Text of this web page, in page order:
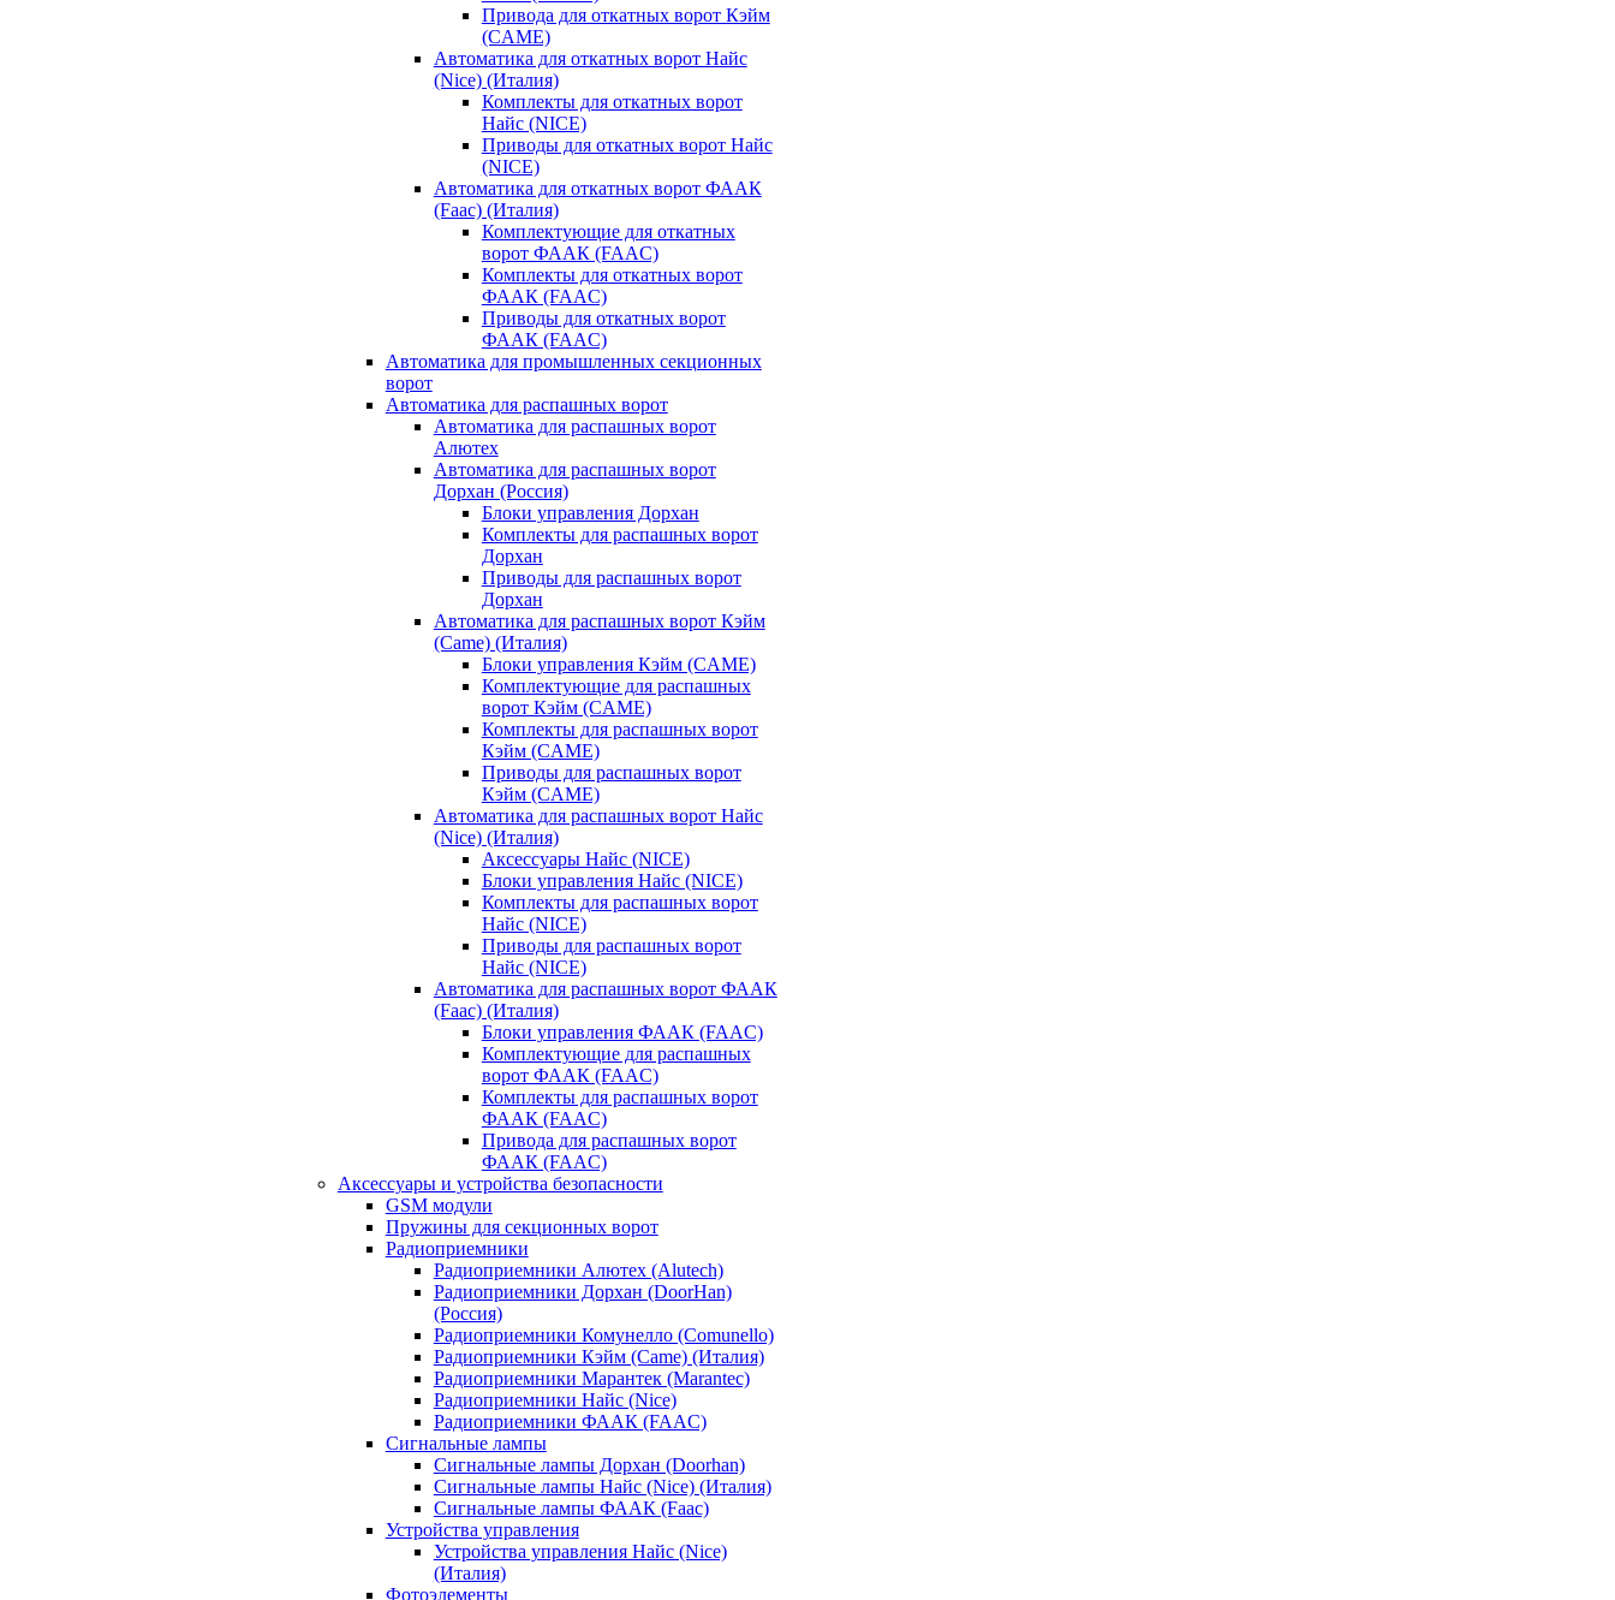
Привода для откатных ворот Кэйм
(CAME)
Автоматика для откатных ворот Найс
(Nice) (Италия)
Комплекты для откатных ворот
Найс (NICE)
Приводы для откатных ворот Найс
(NICE)
Автоматика для откатных ворот ФААК
(Faac) (Италия)
Комплектующие для откатных
ворот ФААК (FAAC)
Комплекты для откатных ворот
ФААК (FAAC)
Приводы для откатных ворот
ФААК (FAAC)
Автоматика для промышленных секционных
ворот
Автоматика для распашных ворот
Автоматика для распашных ворот
Алютех
Автоматика для распашных ворот
Дорхан (Россия)
Блоки управления Дорхан
Комплекты для распашных ворот
Дорхан
Приводы для распашных ворот
Дорхан
Автоматика для распашных ворот Кэйм
(Came) (Италия)
Блоки управления Кэйм (CAME)
Комплектующие для распашных
ворот Кэйм (CAME)
Комплекты для распашных ворот
Кэйм (CAME)
Приводы для распашных ворот
Кэйм (CAME)
Автоматика для распашных ворот Найс
(Nice) (Италия)
Аксессуары Найс (NICE)
Блоки управления Найс (NICE)
Комплекты для распашных ворот
Найс (NICE)
Приводы для распашных ворот
Найс (NICE)
Автоматика для распашных ворот ФААК
(Faac) (Италия)
Блоки управления ФААК (FAAC)
Комплектующие для распашных
ворот ФААК (FAAC)
Комплекты для распашных ворот
ФААК (FAAC)
Привода для распашных ворот
ФААК (FAAC)
Аксессуары и устройства безопасности
GSM модули
Пружины для секционных ворот
Радиоприемники
Радиоприемники Алютех (Alutech)
Радиоприемники Дорхан (DoorHan)
(Россия)
Радиоприемники Комунелло (Comunello)
Радиоприемники Кэйм (Came) (Италия)
Радиоприемники Марантек (Marantec)
Радиоприемники Найс (Nice)
Радиоприемники ФААК (FAAC)
Сигнальные лампы
Сигнальные лампы Дорхан (Doorhan)
Сигнальные лампы Найс (Nice) (Италия)
Сигнальные лампы ФААК (Faac)
Устройства управления
Устройства управления Найс (Nice)
(Италия)
Фотоэлементы